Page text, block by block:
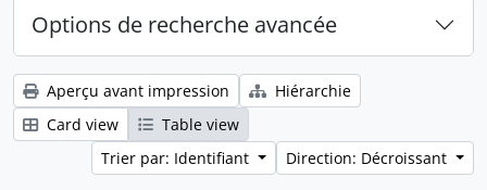
Options de recherche avancée
Aperçu avant impression
Hiérarchie
Card view
Table view
Trier par: Identifiant
Direction: Décroissant